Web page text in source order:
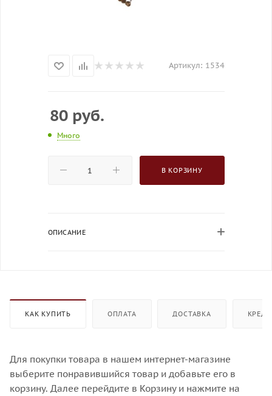
Артикул: 1534
80руб.
Много
В КОРЗИНУ
ОПИСАНИЕ
КАК КУПИТЬ ОПЛАТА ДОСТАВКА
Для покупки товара в нашем интернет-магазине
выберите понравившийся товар и добавьте его в
корзину. Далее перейдите в Корзину и нажмите на